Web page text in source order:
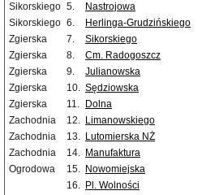
Sikorskiego 5. Nastrojowa
Sikorskiego 6. Herlinga-Grudzińskiego
Zgierska
7. Sikorskiego
Zgierska
8. Cm. Radogoszcz
Zgierska
9. Julianowska
Zgierska
10. Sędziowska
Zgierska
11. Dolna
Zachodnia
12. Limanowskiego
Zachodnia
13. Lutomierska NŻ
Zachodnia
14. Manufaktura
Ogrodowa
15. Nowomiejska
16. Pl. Wolności